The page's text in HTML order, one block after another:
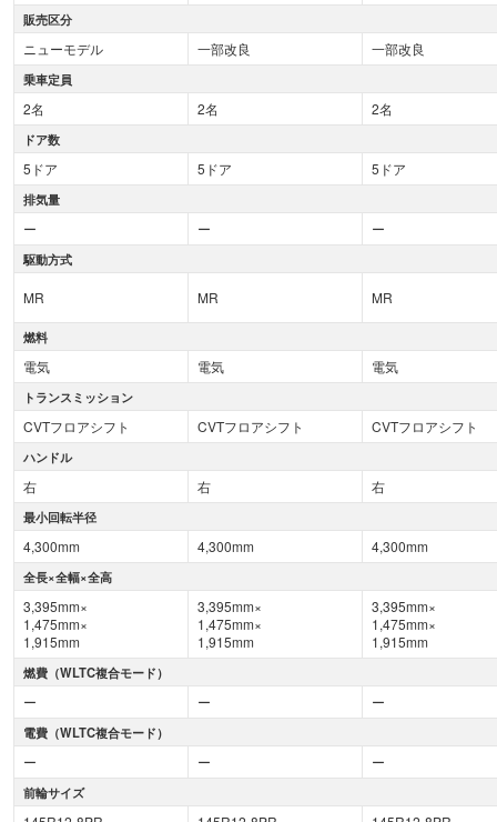
販売区分
ニューモデル 一部改良 一部改良
乗車定員
2名 2名 2名
ドア数
5ドア 5ドア 5ドア
排気量
ー ー ー
駆動方式
MR MR MR
燃料
電気 電気 電気
トランスミッション
CVTフロアシフト CVTフロアシフト CVTフロアシフト
ハンドル
右 右 右
最小回転半径
4,300mm 4,300mm 4,300mm
全長×全幅×全高
3,395mm×
1,475mm×
1,915mm
3,395mm×
1,475mm×
1,915mm
3,395mm×
1,475mm×
1,915mm
燃費（WLTC複合モード）
ー ー ー
電費（WLTC複合モード）
ー ー ー
前輪サイズ